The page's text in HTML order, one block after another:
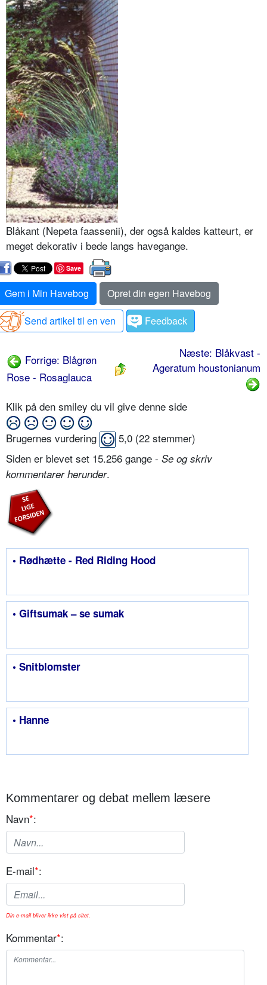
Blåkant (Nepeta faassenii), der også kaldes katteurt, er
meget deko­rativ i bede langs havegange.
Save
Gem i Min Havebog
Opret din egen Havebog
Send artikel til en ven
Feedback
Forrige: Blågrøn
Rose - Rosaglauca
Næste: Blåkvast -
Ageratum houstonianum
Klik på den smiley du vil give denne side
Brugernes vurdering 5,0 (22 stemmer)
Siden er blevet set 15.256 gange - Se og skriv
kommentarer herunder.
• Rødhætte - Red Riding Hood
• Giftsumak – se sumak
• Snitblomster
• Hanne
Kommentarer og debat mellem læsere
Navn*:
E-mail*:
Din e-mail bliver ikke vist på sitet.
Kommentar*: